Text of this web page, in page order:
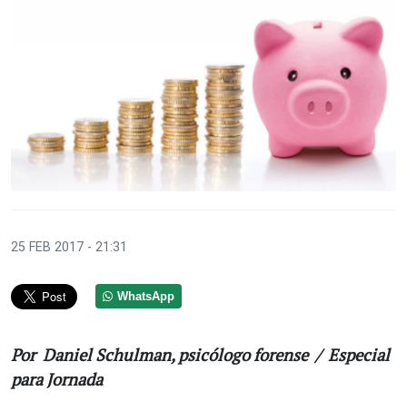
25 FEB 2017 - 21:31
WhatsApp
Por Daniel Schulman, psicólogo forense / Especial
para Jornada